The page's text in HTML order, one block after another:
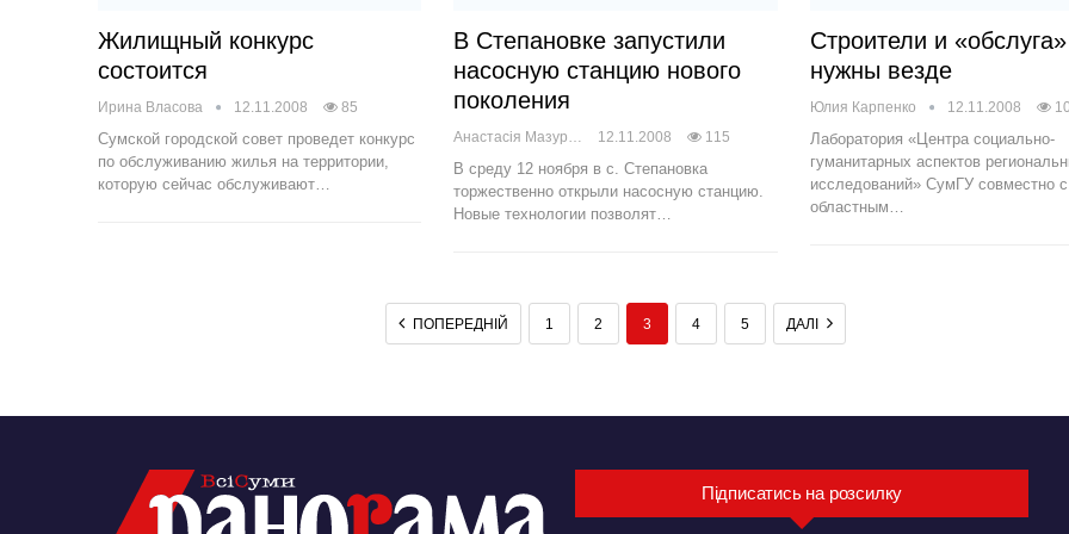
Жилищный конкурс
состоится
Ирина Власова 12.11.2008 85
Сумской городской совет проведет конкурс
по обслуживанию жилья на территории,
которую сейчас обслуживают…
В Степановке запустили
насосную станцию нового
поколения
12.11.2008 115
В среду 12 ноября в с. Степановка
торжественно открыли насосную станцию.
Новые технологии позволят…
Строители и «обслуга»
нужны везде
Юлия Карпенко 12.11.2008
Лаборатория «Центра социально-
гуманитарных аспектов
исследований» СумГУ совместно с
областным…
ПОПЕРЕДНІЙ 1 2 3 4 5 ДАЛІ
Підписатись на розсилку